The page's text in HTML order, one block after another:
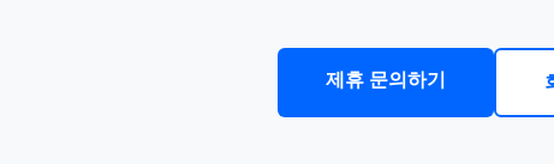
제휴 문의하기